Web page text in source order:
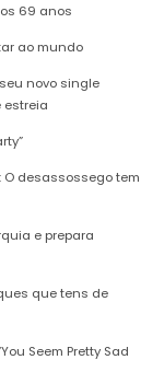
69 anos
ao mundo
novo single
estreia
desassossego tem
e prepara
que tens de
Seem Pretty Sad